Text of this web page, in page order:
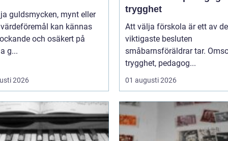
guldsmycken, mynt eller
kan kännas
och osäkert på
g...
2026
trygghet
Att välja förskola är ett av de
viktigaste besluten
småbarnsföräldrar tar.
trygghet, pedagog...
01 augusti 2026